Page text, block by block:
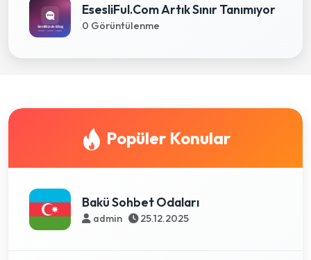
EsesliFul.Com Artık Sınır Tanımıyor
0 Görüntülenme
Popüler Konular
Bakü Sohbet Odaları
admin 25.12.2025